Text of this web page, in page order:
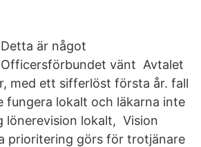
Detta är något
Officersförbundet vänt Avtalet
med ett sifferlöst första år. fall
fungera lokalt och läkarna inte
lönerevision lokalt, Vision
prioritering görs för trotjänare